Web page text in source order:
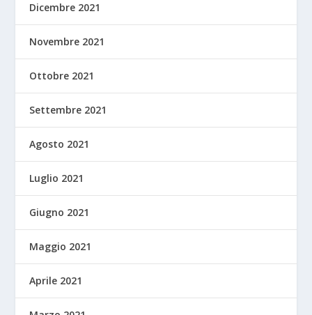
Dicembre 2021
Novembre 2021
Ottobre 2021
Settembre 2021
Agosto 2021
Luglio 2021
Giugno 2021
Maggio 2021
Aprile 2021